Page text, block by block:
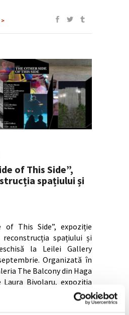
of This Side”,
spațiului și
of This Side”, expoziție
reconstrucția spațiului și
la Leilei Gallery
Organizată în
The Balcony din Haga
Bivolaru, expoziția